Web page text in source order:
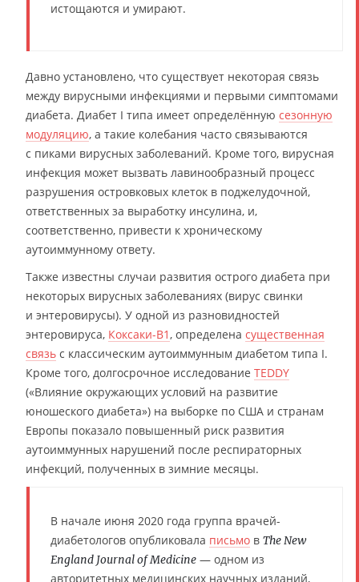
истощаются и умирают.
Давно установлено, что существует некоторая связь
между вирусными инфекциями и первыми симптомами
диабета. Диабет I типа имеет определённую сезонную
модуляцию, а такие колебания часто связываются
с пиками вирусных заболеваний. Кроме того, вирусная
инфекция может вызвать лавинообразный процесс
разрушения островковых клеток в поджелудочной,
ответственных за выработку инсулина, и,
соответственно, привести к хроническому
аутоиммунному ответу.
Также известны случаи развития острого диабета при
некоторых вирусных заболеваниях (вирус свинки
и энтеровирусы). У одной из разновидностей
энтеровируса, Коксаки-B1, определена существенная
связь с классическим аутоиммунным диабетом типа I.
Кроме того, долгосрочное исследование TEDDY
(«Влияние окружающих условий на развитие
юношеского диабета») на выборке по США и странам
Европы показало повышенный риск развития
аутоиммунных нарушений после респираторных
инфекций, полученных в зимние месяцы.
В начале июня 2020 года группа врачей-
диабетологов опубликовала письмо в The New
England Journal of Medicine — одном из
авторитетных медицинских научных изданий,